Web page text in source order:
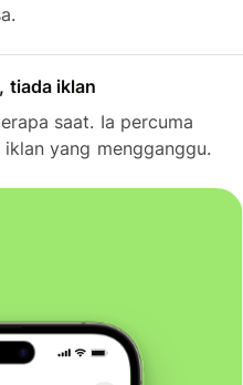
tiada iklan
saat. Ia percuma
yang mengganggu.